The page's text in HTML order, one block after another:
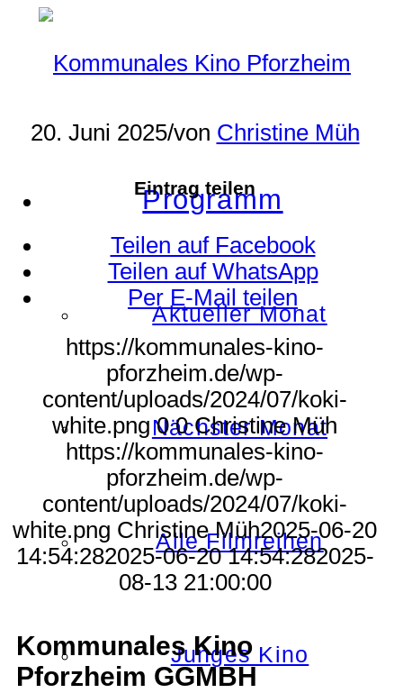
Programm
Aktueller Monat
Nächster Monat
Alle Filmreihen
Junges Kino
20. Juni 2025/von Christine Müh
Eintrag teilen
Teilen auf Facebook
Teilen auf WhatsApp
Per E-Mail teilen
https://kommunales-kino-
pforzheim.de/wp-
content/uploads/2024/07/koki-
white.png 0 0 Christine Müh
https://kommunales-kino-
pforzheim.de/wp-
content/uploads/2024/07/koki-
white.png Christine Müh2025-06-20
14:54:282025-06-20 14:54:282025-
08-13 21:00:00
Kommunales Kino
Pforzheim GGMBH